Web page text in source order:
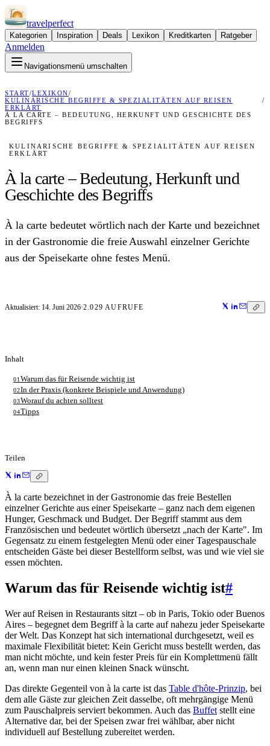
travelperfect
Kategorien Inspiration Deals Lexikon Kreditkarten Ratgeber
Anmelden
Navigationsmenü umschalten
START/LEXIKON/
KULINARISCHE BEGRIFFE & SPEZIALITÄTEN AUF REISEN
ERKLÄRT
/
À LA CARTE – BEDEUTUNG, HERKUNFT UND GESCHICHTE DES
BEGRIFFS
KULINARISCHE BEGRIFFE & SPEZIALITÄTEN AUF REISEN
ERKLÄRT
À la carte – Bedeutung, Herkunft und
Geschichte des Begriffs
À la carte bedeutet wörtlich nach der Karte und bezeichnet
in der Gastronomie die freie Auswahl einzelner Gerichte
aus der Speisekarte ohne festes Menü.
Aktualisiert: 14. Juni 2026·2.029 AUFRUFE
Inhalt
01 Warum das für Reisende wichtig ist
02In der Praxis (konkrete Beispiele und Anwendung)
03Worauf du achten solltest
04Tipps
Teilen
À la carte bezeichnet in der Gastronomie das freie Bestellen
einzelner Gerichte aus einer Speisekarte – ganz nach dem eigenen
Hunger, Geschmack und Budget. Der Begriff stammt aus dem
Französischen und bedeutet wörtlich übersetzt „nach der Karte". Im
Gegensatz zu einem festgelegten Menü oder einer Tagespauschale
entscheiden Gäste bei dieser Bestellform selbst, was und wie viel sie
essen möchten.
Warum das für Reisende wichtig ist#
Wer auf Reisen in Restaurants sitzt – ob in Paris, Tokio oder Buenos
Aires – begegnet dem Begriff à la carte auf nahezu jeder Speisekarte
der Welt. Das Konzept hat sich international durchgesetzt, weil es
maximale Flexibilität bietet: Kein Gericht muss bestellt werden, das
man nicht möchte, und kein fester Preis für ein Komplettmenü fällt
an, wenn man nur einen kleinen Snack wünscht.
Das direkte Gegenteil von à la carte ist das Table d'hôte-Prinzip, bei
dem alle Gäste zur gleichen Zeit dasselbe, oft mehrgängige Menü
zum Pauschalpreis serviert bekommen. Auch das Buffet stellt eine
Alternative dar, bei der Speisen zwar frei wählbar, aber nicht
individuell auf Bestellung zubereitet werden.